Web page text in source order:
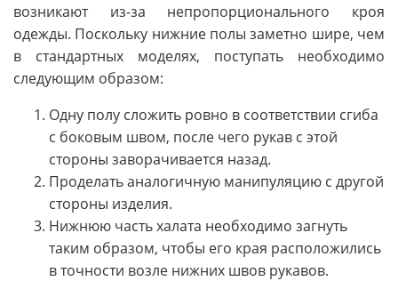
возникают из-за непропорционального кроя
одежды. Поскольку нижние полы заметно шире, чем
в стандартных моделях, поступать необходимо
следующим образом:
Одну полу сложить ровно в соответствии сгиба
с боковым швом, после чего рукав с этой
стороны заворачивается назад.
Проделать аналогичную манипуляцию с другой
стороны изделия.
Нижнюю часть халата необходимо загнуть
таким образом, чтобы его края расположились
в точности возле нижних швов рукавов.